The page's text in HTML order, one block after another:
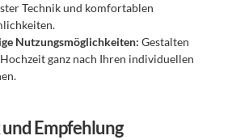
Technik und komfortablen
Nutzungsmöglichkeiten: Gestalten
ganz nach Ihren individuellen
Empfehlung